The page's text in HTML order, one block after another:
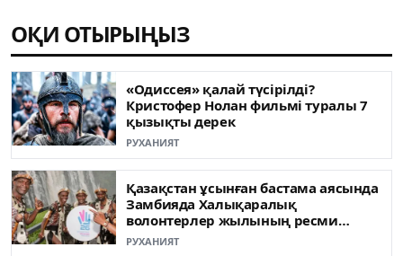
ОҚИ ОТЫРЫҢЫЗ
«Одиссея» қалай түсірілді?
Кристофер Нолан фильмі туралы 7
қызықты дерек
РУХАНИЯТ
Қазақстан ұсынған бастама аясында
Замбияда Халықаралық
волонтерлер жылының ресми
ашылуы өтті
РУХАНИЯТ